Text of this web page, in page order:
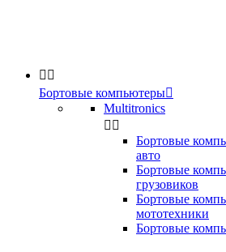
 
Бортовые компьютеры
Multitronics
 
Бортовые
авто
Бортовые
грузовиков
Бортовые
мототехники
Бортовые